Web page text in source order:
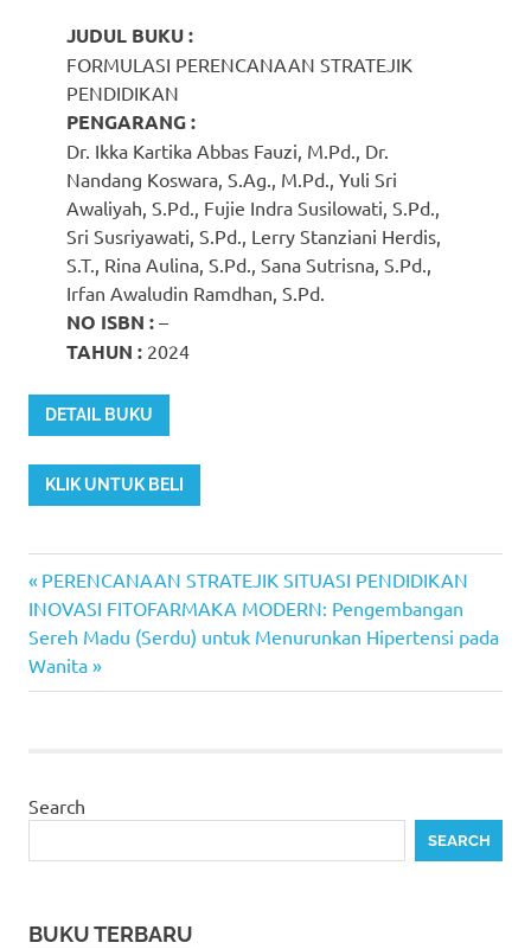
JUDUL BUKU :
FORMULASI PERENCANAAN STRATEJIK
PENDIDIKAN
PENGARANG :
Dr. Ikka Kartika Abbas Fauzi, M.Pd., Dr.
Nandang Koswara, S.Ag., M.Pd., Yuli Sri
Awaliyah, S.Pd., Fujie Indra Susilowati, S.Pd.,
Sri Susriyawati, S.Pd., Lerry Stanziani Herdis,
S.T., Rina Aulina, S.Pd., Sana Sutrisna, S.Pd.,
Irfan Awaludin Ramdhan, S.Pd.
NO ISBN : –
TAHUN : 2024
DETAIL BUKU
KLIK UNTUK BELI
Post
navigation
Previous
Post:
PERENCANAAN STRATEJIK SITUASI PENDIDIKAN
Next
Post:
INOVASI FITOFARMAKA MODERN: Pengembangan
Sereh Madu (Serdu) untuk Menurunkan Hipertensi pada
Wanita
Search
SEARCH
BUKU TERBARU